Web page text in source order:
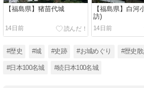
【福島県】猪苗代城
14日前
【福島県】白河
訪)
14日前
#歴史 #城 #史跡 #お城めぐり #歴史
#日本100名城 #続日本100名城